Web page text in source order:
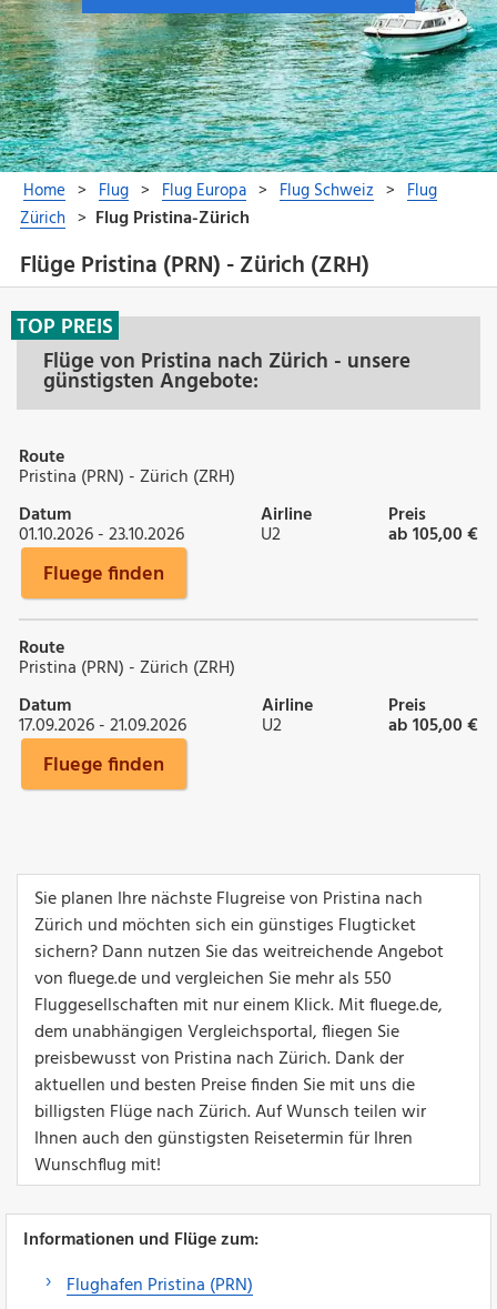
Flüge Pristina (PRN) - Zürich (ZRH)
Flüge von Pristina nach Zürich - unsere
günstigsten Angebote:
TOP PREIS
Route
Pristina (PRN) - Zürich (ZRH)
Datum
01.10.2026 - 23.10.2026
Airline
U2
Preis
ab 105,00 €
Fluege finden
Route
Pristina (PRN) - Zürich (ZRH)
Datum
17.09.2026 - 21.09.2026
Airline
U2
Preis
ab 105,00 €
Fluege finden
Sie planen Ihre nächste Flugreise von Pristina nach
Zürich und möchten sich ein günstiges Flugticket
sichern? Dann nutzen Sie das weitreichende Angebot
von fluege.de und vergleichen Sie mehr als 550
Fluggesellschaften mit nur einem Klick. Mit fluege.de,
dem unabhängigen Vergleichsportal, fliegen Sie
preisbewusst von Pristina nach Zürich. Dank der
aktuellen und besten Preise finden Sie mit uns die
billigsten Flüge nach Zürich. Auf Wunsch teilen wir
Ihnen auch den günstigsten Reisetermin für Ihren
Wunschflug mit!
Informationen und Flüge zum:
Flughafen Pristina (PRN)